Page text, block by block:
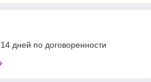
дней по договоренности